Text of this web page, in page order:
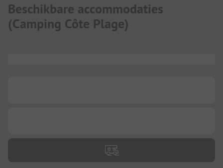
Beschikbare accommodaties
(Camping Côte Plage)